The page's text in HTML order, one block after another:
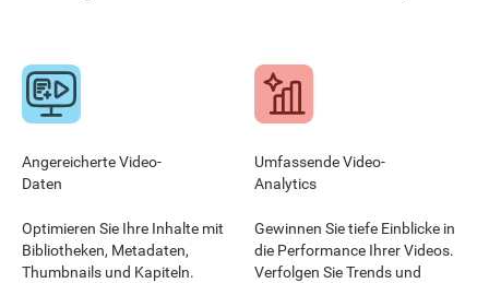
Angereicherte Video-
Daten
Optimieren Sie Ihre Inhalte mit
Bibliotheken, Metadaten,
Thumbnails und Kapiteln.
Umfassende Video-
Analytics
Gewinnen Sie tiefe Einblicke in
die Performance Ihrer Videos.
Verfolgen Sie Trends und